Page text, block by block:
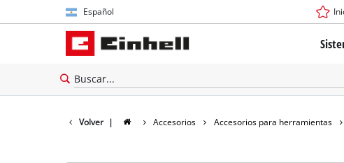
Español
Español
English El
Volver | Accesorios Accesorios para herramientas